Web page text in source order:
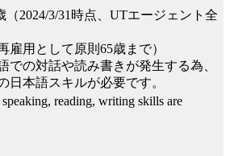
2024/3/31時点、UTエージェント全
用として原則65歳まで）
の対話や読み書きが発生する為、
日本語スキルが必要です。
reading, writing skills are